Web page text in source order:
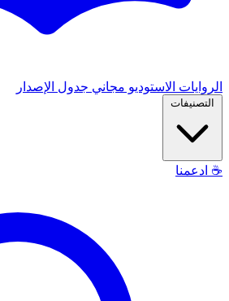
الروايات الاستوديو مجاني جدول الإصدار
التصنيفات
☕ ادعمنا